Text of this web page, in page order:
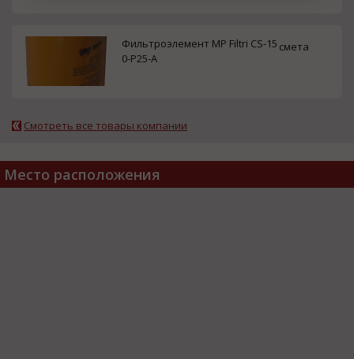
Фильтроэлемент MP Filtri CS-15
0-P25-A
смета
Смотреть все товары компании
Место расположения